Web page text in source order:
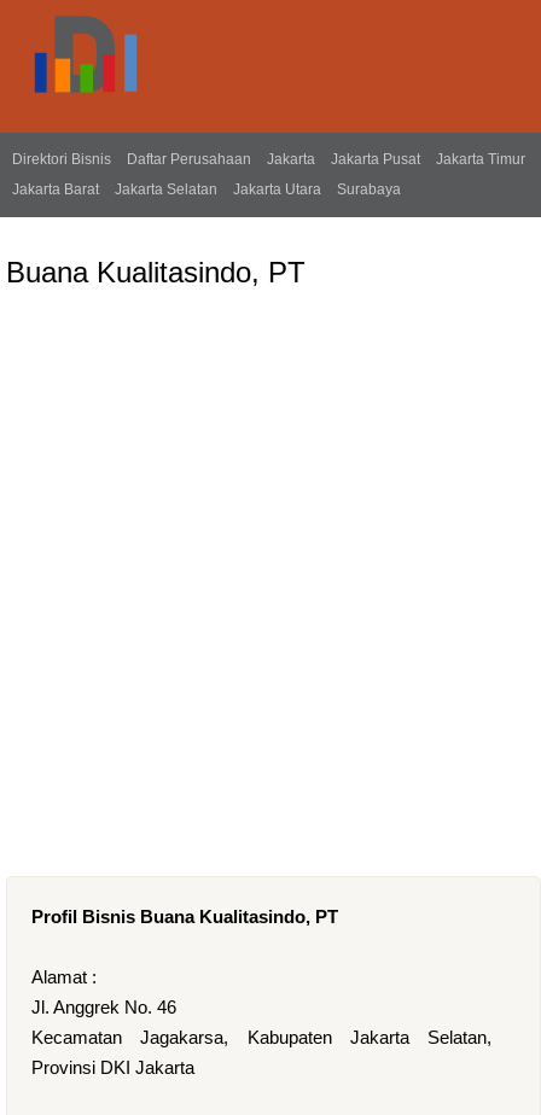
Direktori Bisnis Daftar Perusahaan Jakarta Jakarta Pusat
Jakarta Timur
Jakarta Barat
Jakarta Selatan Jakarta Utara Surabaya
Buana Kualitasindo, PT
Profil Bisnis Buana Kualitasindo, PT
Alamat :
Jl. Anggrek No. 46
Kecamatan Jagakarsa, Kabupaten Jakarta Selatan,
Provinsi DKI Jakarta